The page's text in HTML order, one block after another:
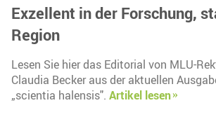
Exzellent in der Forschung,
Region
Lesen Sie hier das Editorial von MLU-
Claudia Becker aus der aktuellen
„scientia halensis". Artikel lesen